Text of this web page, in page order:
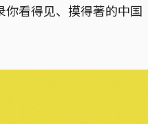
看得见、摸得著的中国